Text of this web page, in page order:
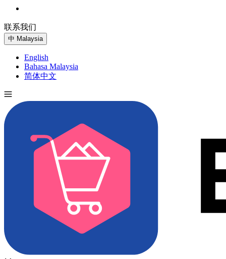
联系我们
中 Malaysia
English
Bahasa Malaysia
简体中文